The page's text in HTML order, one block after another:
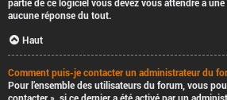
aucune réponse du tout.
Haut
Comment puis-je contacter un administrateur du
Pour l’ensemble des utilisateurs du forum, vous